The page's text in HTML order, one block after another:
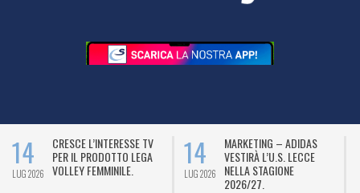
14
LUG 2026
CRESCE L’INTERESSE TV
PER IL PRODOTTO LEGA
VOLLEY FEMMINILE.
14
LUG 2026
MARKETING – ADIDAS
VESTIRÀ L’U.S. LECCE
NELLA STAGIONE
2026/27.